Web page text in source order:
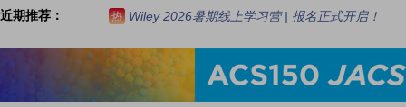
近期推荐： 热 Wiley 2026暑期线上学习营 | 报名正式开启！